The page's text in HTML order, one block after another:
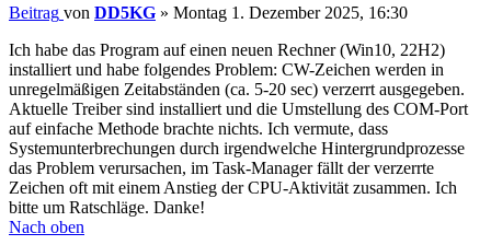
Beitrag von DD5KG » Montag 1. Dezember 2025, 16:30
Ich habe das Program auf einen neuen Rechner (Win10, 22H2)
installiert und habe folgendes Problem: CW-Zeichen werden in
unregelmäßigen Zeitabständen (ca. 5-20 sec) verzerrt ausgegeben.
Aktuelle Treiber sind installiert und die Umstellung des COM-Port
auf einfache Methode brachte nichts. Ich vermute, dass
Systemunterbrechungen durch irgendwelche Hintergrundprozesse
das Problem verursachen, im Task-Manager fällt der verzerrte
Zeichen oft mit einem Anstieg der CPU-Aktivität zusammen. Ich
bitte um Ratschläge. Danke!
Nach oben